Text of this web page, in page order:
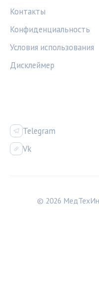
Контакты
Конфиденциальность
Условия использования
Дисклеймер
Telegram
Vk
© 2026